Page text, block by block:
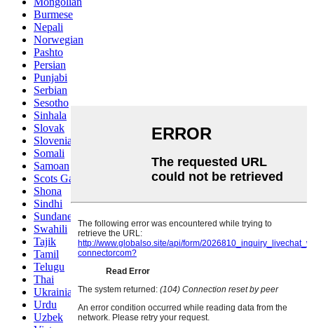
Burmese
Nepali
Norwegian
Pashto
Persian
Punjabi
Serbian
Sesotho
Sinhala
Slovak
Slovenian
Somali
Samoan
Scots Gaelic
Shona
Sindhi
Sundanese
Swahili
Tajik
Tamil
Telugu
Thai
Ukrainian
Urdu
Uzbek